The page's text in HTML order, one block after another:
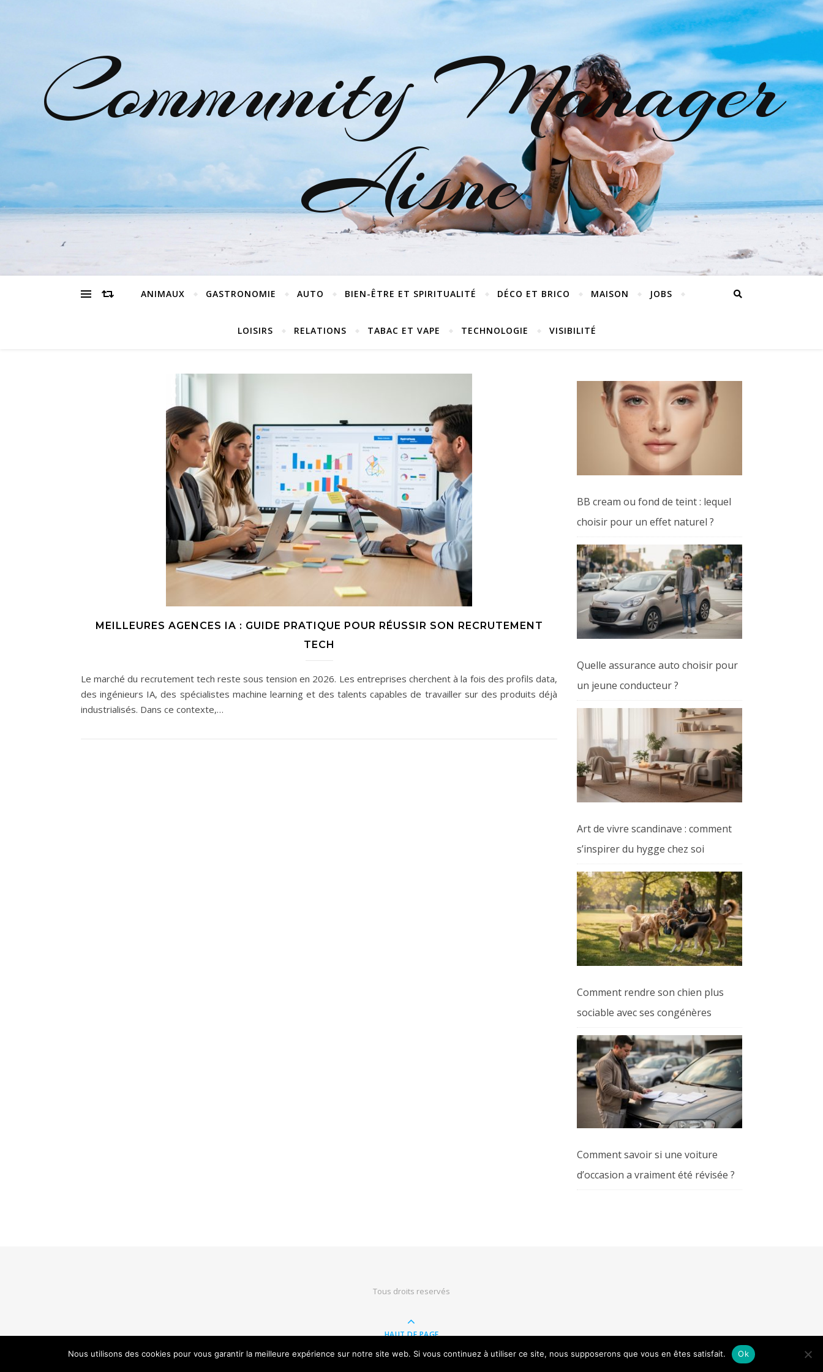
Community Manager
Aisne
ANIMAUX GASTRONOMIE AUTO BIEN-ÊTRE ET SPIRITUALITÉ DÉCO ET BRICO MAISON JOBS
LOISIRS RELATIONS TABAC ET VAPE TECHNOLOGIE VISIBILITÉ
MEILLEURES AGENCES IA : GUIDE PRATIQUE POUR RÉUSSIR SON RECRUTEMENT
TECH
Le marché du recrutement tech reste sous tension en 2026. Les entreprises cherchent à la fois des profils data,
des ingénieurs IA, des spécialistes machine learning et des talents capables de travailler sur des produits déjà
industrialisés. Dans ce contexte,…
BB cream ou fond de teint : lequel
choisir pour un effet naturel ?
Quelle assurance auto choisir pour
un jeune conducteur ?
Art de vivre scandinave : comment
s’inspirer du hygge chez soi
Comment rendre son chien plus
sociable avec ses congénères
Comment savoir si une voiture
d’occasion a vraiment été révisée ?
Tous droits reservés
HAUT DE PAGE
Nous utilisons des cookies pour vous garantir la meilleure expérience sur notre site web. Si vous continuez à utiliser ce site, nous supposerons que vous en êtes satisfait. Ok